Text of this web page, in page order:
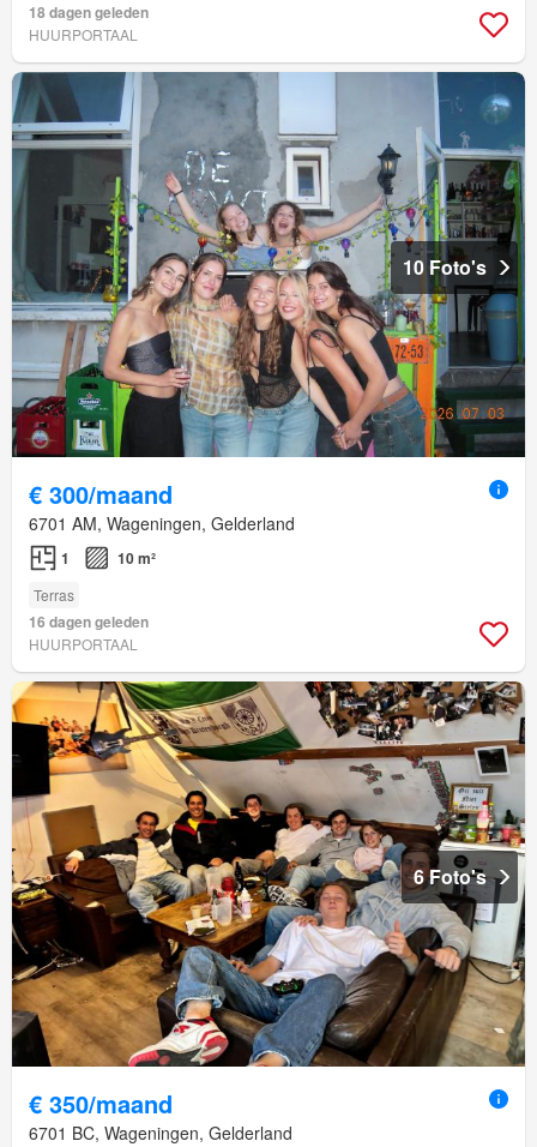
18 dagen geleden
HUURPORTAAL
10 Foto's
€ 300/maand
6701 AM, Wageningen, Gelderland
1 10 m²
Terras
16 dagen geleden
HUURPORTAAL
6 Foto's
€ 350/maand
6701 BC, Wageningen, Gelderland